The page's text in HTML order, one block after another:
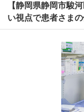
【静岡県静岡市駿
い視点で患者さま